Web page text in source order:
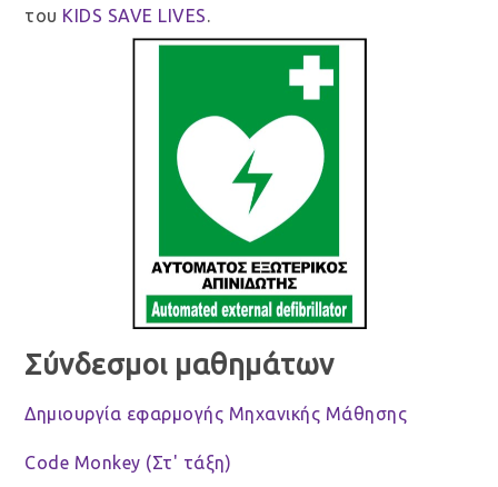
του KIDS SAVE LIVES.
Σύνδεσμοι μαθημάτων
Δημιουργία εφαρμογής Μηχανικής Μάθησης
Code Monkey (Στ' τάξη)